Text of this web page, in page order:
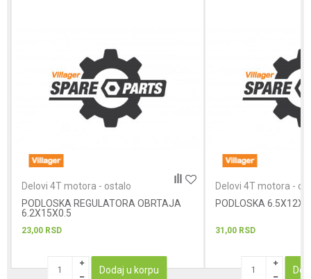
Delovi 4T motora - ostalo
PODLOSKA REGULATORA OBRTAJA
6.2X15X0.5
23,00 RSD
Dodaj u korpu
Delovi 4T motora -
PODLOSKA 6.5X12X1
31,00 RSD